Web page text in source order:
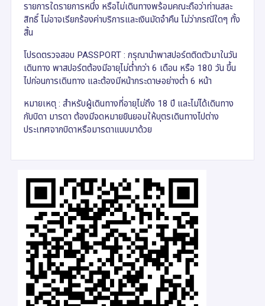
รายการใดรายการหนึ่ง หรือไม่เดินทางพร้อมคณะถือว่าท่านสละ
สิทธิ์ ไม่อาจเรียกร้องค่าบริการและเงินมัดจำคืน ไม่ว่ากรณีใดๆ ทั้ง
สิ้น
โปรดตรวจสอบ PASSPORT : กรุณานำพาสปอร์ตติดตัวมาในวัน
เดินทาง พาสปอร์ตต้องมีอายุไม่ต่ำกว่า 6 เดือน หรือ 180 วัน ขึ้น
ไปก่อนการเดินทาง และต้องมีหน้ากระดาษอย่างต่ำ 6 หน้า
หมายเหตุ : สำหรับผู้เดินทางที่อายุไม่ถึง 18 ปี และไม่ได้เดินทาง
กับบิดา มารดา ต้องมีจดหมายยินยอมให้บุตรเดินทางไปต่าง
ประเทศจากบิดาหรือมารดาแนบมาด้วย